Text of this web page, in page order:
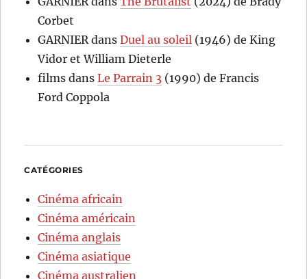
Corbet
GARNIER dansDuel au soleil (1946) de King
Vidor et William Dieterle
films dansLe Parrain 3 (1990) de Francis
Ford Coppola
CATÉGORIES
Cinéma africain
Cinéma américain
Cinéma anglais
Cinéma asiatique
Cinéma australien